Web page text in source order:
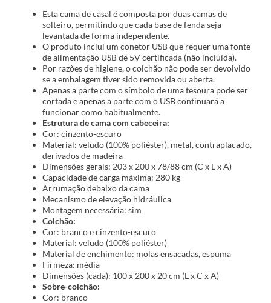
Esta cama de casal é composta por duas camas de
solteiro, permitindo que cada base de fenda seja
levantada de forma independente.
O produto inclui um conetor USB que requer uma fonte
de alimentação USB de 5V certificada (não incluída).
Por razões de higiene, o colchão não pode ser devolvido
se a embalagem tiver sido removida ou aberta.
Apenas a parte com o símbolo de uma tesoura pode ser
cortada e apenas a parte com o USB continuará a
funcionar como habitualmente.
Estrutura de cama com cabeceira:
Cor: cinzento-escuro
Material: veludo (100% poliéster), metal, contraplacado,
derivados de madeira
Dimensões gerais: 203 x 200 x 78/88 cm (C x L x A)
Capacidade de carga máxima: 280 kg
Arrumação debaixo da cama
Mecanismo de elevação hidráulica
Montagem necessária: sim
Colchão:
Cor: branco e cinzento-escuro
Material: veludo (100% poliéster)
Material de enchimento: molas ensacadas, espuma
Firmeza: média
Dimensões (cada): 100 x 200 x 20 cm (L x C x A)
Sobre-colchão:
Cor: branco